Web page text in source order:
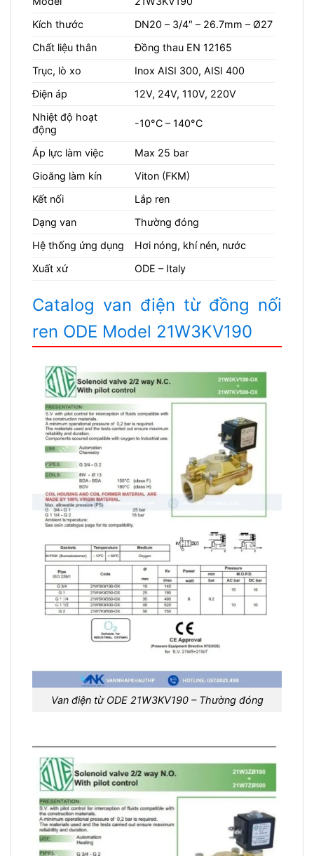
Kích thước
DN20 – 3/4″ – 26.7mm – Ø27
Chất liệu thân
Đồng thau EN 12165
Trục, lò xo
Inox AISI 300, AISI 400
Điện áp
12V, 24V, 110V, 220V
Nhiệt độ hoạt
động
-10°C – 140°C
Áp lực làm việc
Max 25 bar
Gioăng làm kín
Viton (FKM)
Kết nối
Lắp ren
Dạng van
Thường đóng
Hệ thống ứng dụng
Hơi nóng, khí nén, nước
Xuất xứ
ODE – Italy
Catalog van điện từ đồng nối
ren ODE Model 21W3KV190
Van điện từ ODE 21W3KV190 – Thường đóng